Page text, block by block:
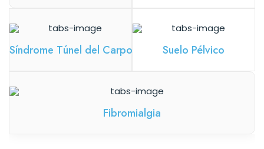
Síndrome Túnel del Carpo Suelo Pélvico
Fibromialgia